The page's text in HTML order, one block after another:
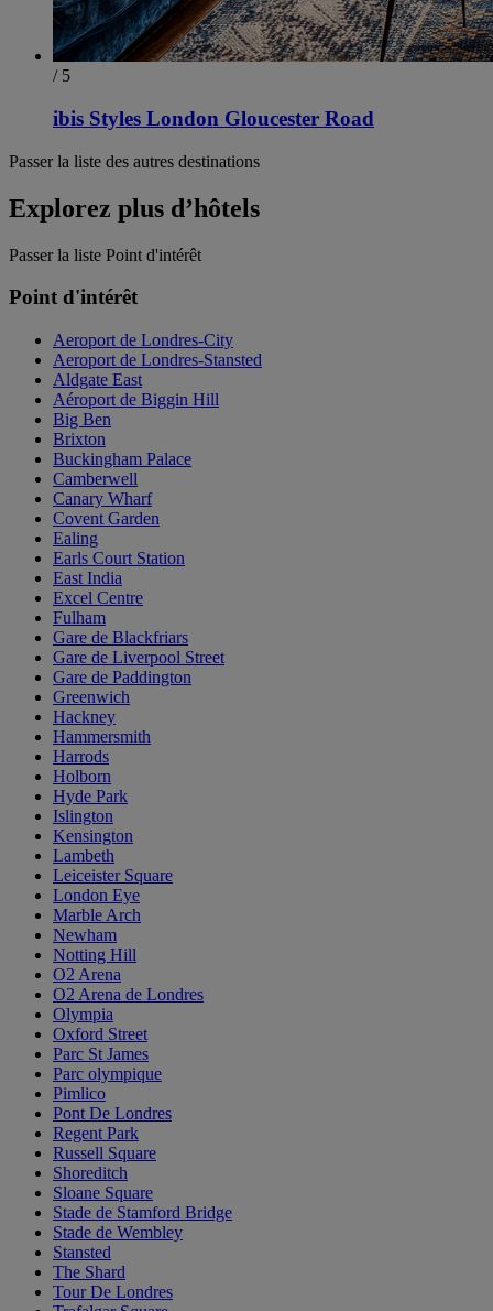
/ 5
ibis Styles London Gloucester Road
Passer la liste des autres destinations
Explorez plus d’hôtels
Passer la liste Point d'intérêt
Point d'intérêt
Aeroport de Londres-City
Aeroport de Londres-Stansted
Aldgate East
Aéroport de Biggin Hill
Big Ben
Brixton
Buckingham Palace
Camberwell
Canary Wharf
Covent Garden
Ealing
Earls Court Station
East India
Excel Centre
Fulham
Gare de Blackfriars
Gare de Liverpool Street
Gare de Paddington
Greenwich
Hackney
Hammersmith
Harrods
Holborn
Hyde Park
Islington
Kensington
Lambeth
Leiceister Square
London Eye
Marble Arch
Newham
Notting Hill
O2 Arena
O2 Arena de Londres
Olympia
Oxford Street
Parc St James
Parc olympique
Pimlico
Pont De Londres
Regent Park
Russell Square
Shoreditch
Sloane Square
Stade de Stamford Bridge
Stade de Wembley
Stansted
The Shard
Tour De Londres